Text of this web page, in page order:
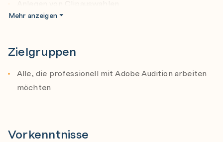
Schleifen
Effektliste und Effekte
Abmischen von Audio-Clips
Tipps und Tricks
Mehr anzeigen
Zielgruppen
Alle, die professionell mit Adobe Audition arbeiten
möchten
Vorkenntnisse